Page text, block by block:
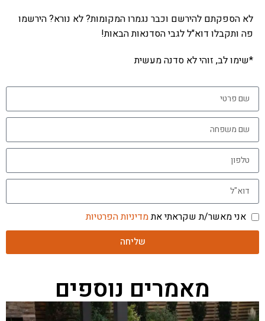
לא הספקתם להירשם וכבר נגמרו המקומות? לא נורא? הירשמו
פה ותקבלו דוא"ל לגבי הסדנאות הבאות!
*שימו לב, זוהי לא סדנה מעשית
אני מאשר/ת שקראתי אתמדיניות הפרטיות
שליחה
מאמרים נוספים